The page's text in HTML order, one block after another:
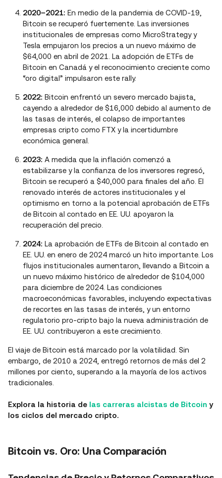
2020–2021: En medio de la pandemia de COVID-19,
Bitcoin se recuperó fuertemente. Las inversiones
institucionales de empresas como MicroStrategy y
Tesla empujaron los precios a un nuevo máximo de
$64,000 en abril de 2021. La adopción de ETFs de
Bitcoin en Canadá y el reconocimiento creciente como
“oro digital” impulsaron este rally.
2022: Bitcoin enfrentó un severo mercado bajista,
cayendo a alrededor de $16,000 debido al aumento de
las tasas de interés, el colapso de importantes
empresas cripto como FTX y la incertidumbre
económica general.
2023: A medida que la inflación comenzó a
estabilizarse y la confianza de los inversores regresó,
Bitcoin se recuperó a $40,000 para finales del año. El
renovado interés de actores institucionales y el
optimismo en torno a la potencial aprobación de ETFs
de Bitcoin al contado en EE. UU. apoyaron la
recuperación del precio.
2024: La aprobación de ETFs de Bitcoin al contado en
EE. UU. en enero de 2024 marcó un hito importante. Los
flujos institucionales aumentaron, llevando a Bitcoin a
un nuevo máximo histórico de alrededor de $104,000
para diciembre de 2024. Las condiciones
macroeconómicas favorables, incluyendo expectativas
de recortes en las tasas de interés, y un entorno
regulatorio pro-cripto bajo la nueva administración de
EE. UU. contribuyeron a este crecimiento.
El viaje de Bitcoin está marcado por la volatilidad. Sin
embargo, de 2010 a 2024, entregó retornos de más del 2
millones por ciento, superando a la mayoría de los activos
tradicionales.
Explora la historia de las carreras alcistas de Bitcoin y
los ciclos del mercado cripto.
Bitcoin vs. Oro: Una Comparación